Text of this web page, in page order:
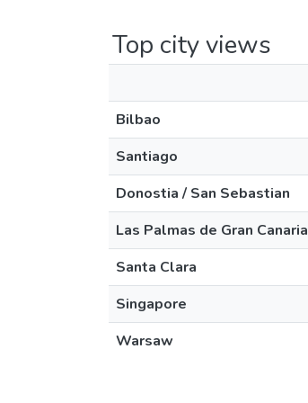
Top city views
Bilbao
Santiago
Donostia / San Sebastian
Las Palmas de Gran Canaria
Santa Clara
Singapore
Warsaw